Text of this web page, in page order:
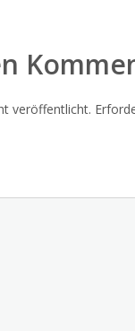
veröffentlicht.